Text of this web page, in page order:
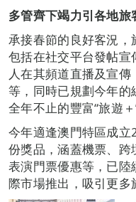
多管齊下竭力引各地旅
承接春節的良好客況，
包括在社交平台發帖
人在其頻道直播及宣
等，同時已規劃今年
全年不止的豐富“旅遊＋
今年適逢澳門特區成
份獎品，涵蓋機票、跨
表演門票優惠等，已
際市場推出，吸引更多